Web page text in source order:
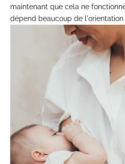
maintenant que cela ne
dépend beaucoup de